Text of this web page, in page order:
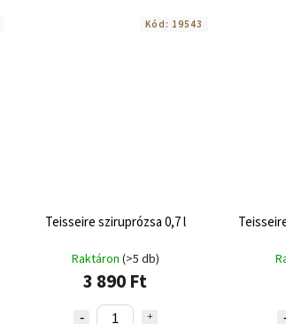
Teisseire sziruprózsa 0,7 l
Raktáron (>5 db)
3 890 Ft
Kód: 19543